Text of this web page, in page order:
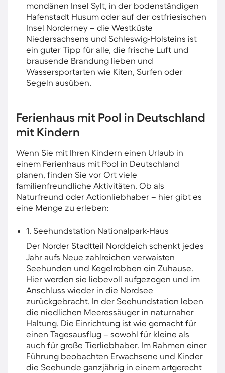
mondänen Insel Sylt, in der bodenständigen
Hafenstadt Husum oder auf der ostfriesischen
Insel Norderney – die Westküste
Niedersachsens und Schleswig-Holsteins ist
ein guter Tipp für alle, die frische Luft und
brausende Brandung lieben und
Wassersportarten wie Kiten, Surfen oder
Segeln ausüben.
Ferienhaus mit Pool in Deutschland
mit Kindern
Wenn Sie mit Ihren Kindern einen Urlaub in
einem Ferienhaus mit Pool in Deutschland
planen, finden Sie vor Ort viele
familienfreundliche Aktivitäten. Ob als
Naturfreund oder Actionliebhaber – hier gibt es
eine Menge zu erleben:
1. Seehundstation Nationalpark-Haus
Der Norder Stadtteil Norddeich schenkt jedes
Jahr aufs Neue zahlreichen verwaisten
Seehunden und Kegelrobben ein Zuhause.
Hier werden sie liebevoll aufgezogen und im
Anschluss wieder in die Nordsee
zurückgebracht. In der Seehundstation leben
die niedlichen Meeressäuger in naturnaher
Haltung. Die Einrichtung ist wie gemacht für
einen Tagesausflug – sowohl für kleine als
auch für große Tierliebhaber. Im Rahmen einer
Führung beobachten Erwachsene und Kinder
die Seehunde ganzjährig in einem artgerecht